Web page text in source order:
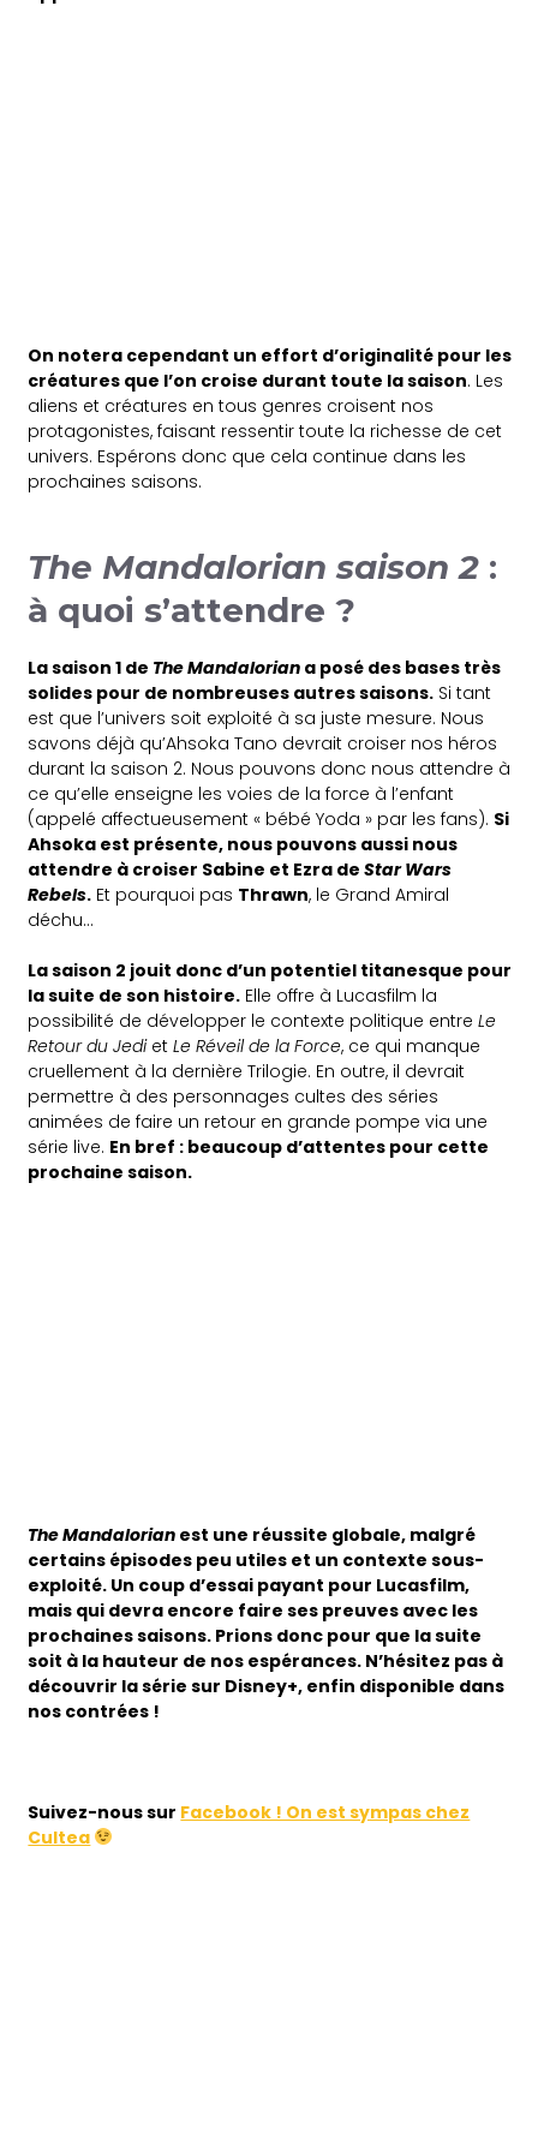
On notera cependant un effort d’originalité pour les
créatures que l’on croise durant toute la saison. Les
aliens et créatures en tous genres croisent nos
protagonistes, faisant ressentir toute la richesse de cet
univers. Espérons donc que cela continue dans les
prochaines saisons.
The Mandalorian saison 2 :
à quoi s’attendre ?
La saison 1 de The Mandalorian a posé des bases très
solides pour de nombreuses autres saisons. Si tant
est que l’univers soit exploité à sa juste mesure. Nous
savons déjà qu’Ahsoka Tano devrait croiser nos héros
durant la saison 2. Nous pouvons donc nous attendre à
ce qu’elle enseigne les voies de la force à l’enfant
(appelé affectueusement « bébé Yoda » par les fans). Si
Ahsoka est présente, nous pouvons aussi nous
attendre à croiser Sabine et Ezra deStar Wars
Rebels. Et pourquoi pas Thrawn, le Grand Amiral
déchu…
La saison 2 jouit donc d’un potentiel titanesque pour
la suite de son histoire. Elle offre à Lucasfilm la
possibilité de développer le contexte politique entreLe
Retour du JedietLe Réveil de la Force, ce qui manque
cruellement à la dernière Trilogie. En outre, il devrait
permettre à des personnages cultes des séries
animées de faire un retour en grande pompe via une
série live. En bref : beaucoup d’attentes pour cette
prochaine saison.
The Mandalorian est une réussite globale, malgré
certains épisodes peu utiles et un contexte sous-
exploité. Un coup d’essai payant pour Lucasfilm,
mais qui devra encore faire ses preuves avec les
prochaines saisons. Prions donc pour que la suite
soit à la hauteur de nos espérances. N’hésitez pas à
découvrir la série sur Disney+, enfin disponible dans
nos contrées !
Suivez-nous sur Facebook ! On est sympas chez
Cultea